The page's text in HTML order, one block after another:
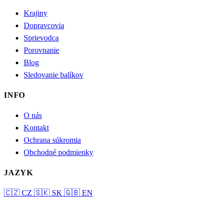
Krajiny
Dopravcovia
Sprievodca
Porovnanie
Blog
Sledovanie balíkov
INFO
O nás
Kontakt
Ochrana súkromia
Obchodné podmienky
JAZYK
🇨🇿 CZ 🇸🇰 SK 🇬🇧 EN